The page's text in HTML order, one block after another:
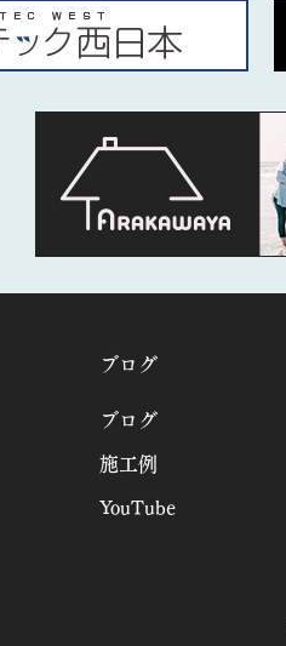
ブログ
ブログ
施工例
YouTube